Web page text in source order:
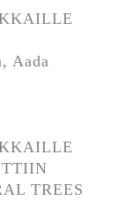
Aada
TREES